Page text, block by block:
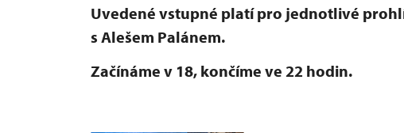
Uvedené vstupné platí pro jednotlivé
s Alešem Palánem.
Začínáme v 18, končíme ve 22 hodin.